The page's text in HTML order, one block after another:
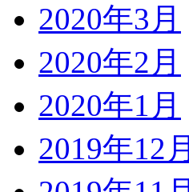
2020年3月
2020年2月
2020年1月
2019年12月